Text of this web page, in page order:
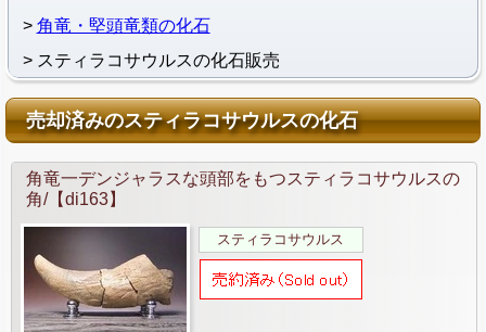
角竜・堅頭竜類の化石
スティラコサウルスの化石販売
売却済みのスティラコサウルスの化石
角竜一デンジャラスな頭部をもつスティラコサウルスの
角/【di163】
スティラコサウルス